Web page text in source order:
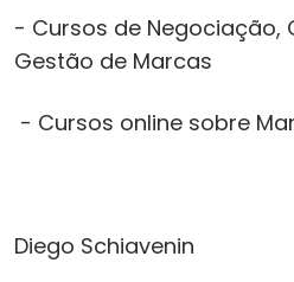
- Cursos de Negociação,
Gestão de Marcas
- Cursos online sobre
Diego Schiavenin